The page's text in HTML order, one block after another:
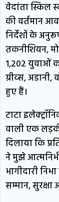
वेदांता स्किल
की वर्तमान
निर्देशों के
तकनीशियन,
1,202 युवाओं
ग्रीव्स,
हुए हैं।
टाटा
वाली एक
दिलाया कि
ने मुझे
भागीदारी
सम्मान,